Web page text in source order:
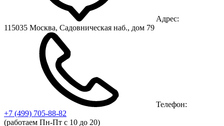
Адрес:
115035 Москва, Садовническая наб., дом 79
Телефон:
+7 (499) 705-88-82
(работаем Пн-Пт с 10 до 20)